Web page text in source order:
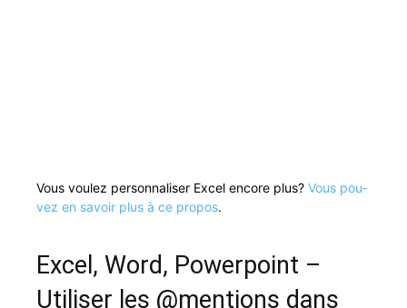
Vous voulez per­son­nalis­er Excel encore plus? Vous pou­
vez en savoir plus à ce pro­pos.
Excel, Word, Powerpoint –
Utiliser les @mentions dans